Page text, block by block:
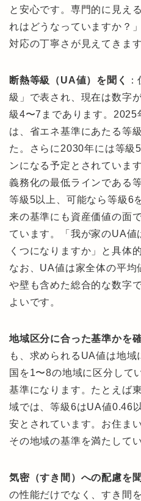
と安心です。専門的に見え
れはどうなっていますか？
対応の丁寧さが見えてきます
断熱等級（UA値）を聞く
級」で表され、現在は数字
級4〜7まであります。2025
は、省エネ基準にあたる等
た。さらに2030年には等級
ンになる予定とされていま
義務化の最低ラインである
等級5以上、可能なら等級6
来の基準にも資産価値の面
ています。「我が家のUA値
くつになりますか」と具体
なお、UA値は家全体の平均
や壁も含めた総合的な数字
よいです。
地域区分に合った基準かを
も、求められるUA値は地
国を1〜8の地域に区分して
基準になります。たとえば
域では、等級6はUA値0.46
安とされています。お住ま
その地域の基準を満たして
気密（すき間）への配慮を聞
の性能だけでなく、すき間